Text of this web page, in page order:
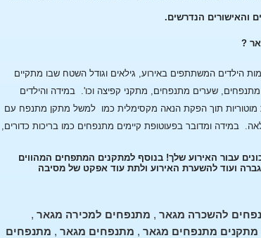
והאישורים הנדרשים.
?
המשתתפים באירוע, גילאים וגודל השטח שבו מתקיים
שערים מתנפחים, מתקני קפיצה וכו'. במידה והילדים
מוטוריות תוך הפקת הנאה מקסימלית כמו למשל מתקן מתנפח עם
במידה ומדובר בפעוטופת קיימים מתנפחים כמו בריכות כדורים,
עבור האירוע שלך! בנוסף למתקנים המתפחים המהווים
ועוד להשערת האירוע ולתת עוד אפקט של מסיבה
להשכרה מגאר , מתנפחים למכירה מגאר ,
מתקנים מתנפחים מגאר , מתנפחים מגאר , מתנפחים